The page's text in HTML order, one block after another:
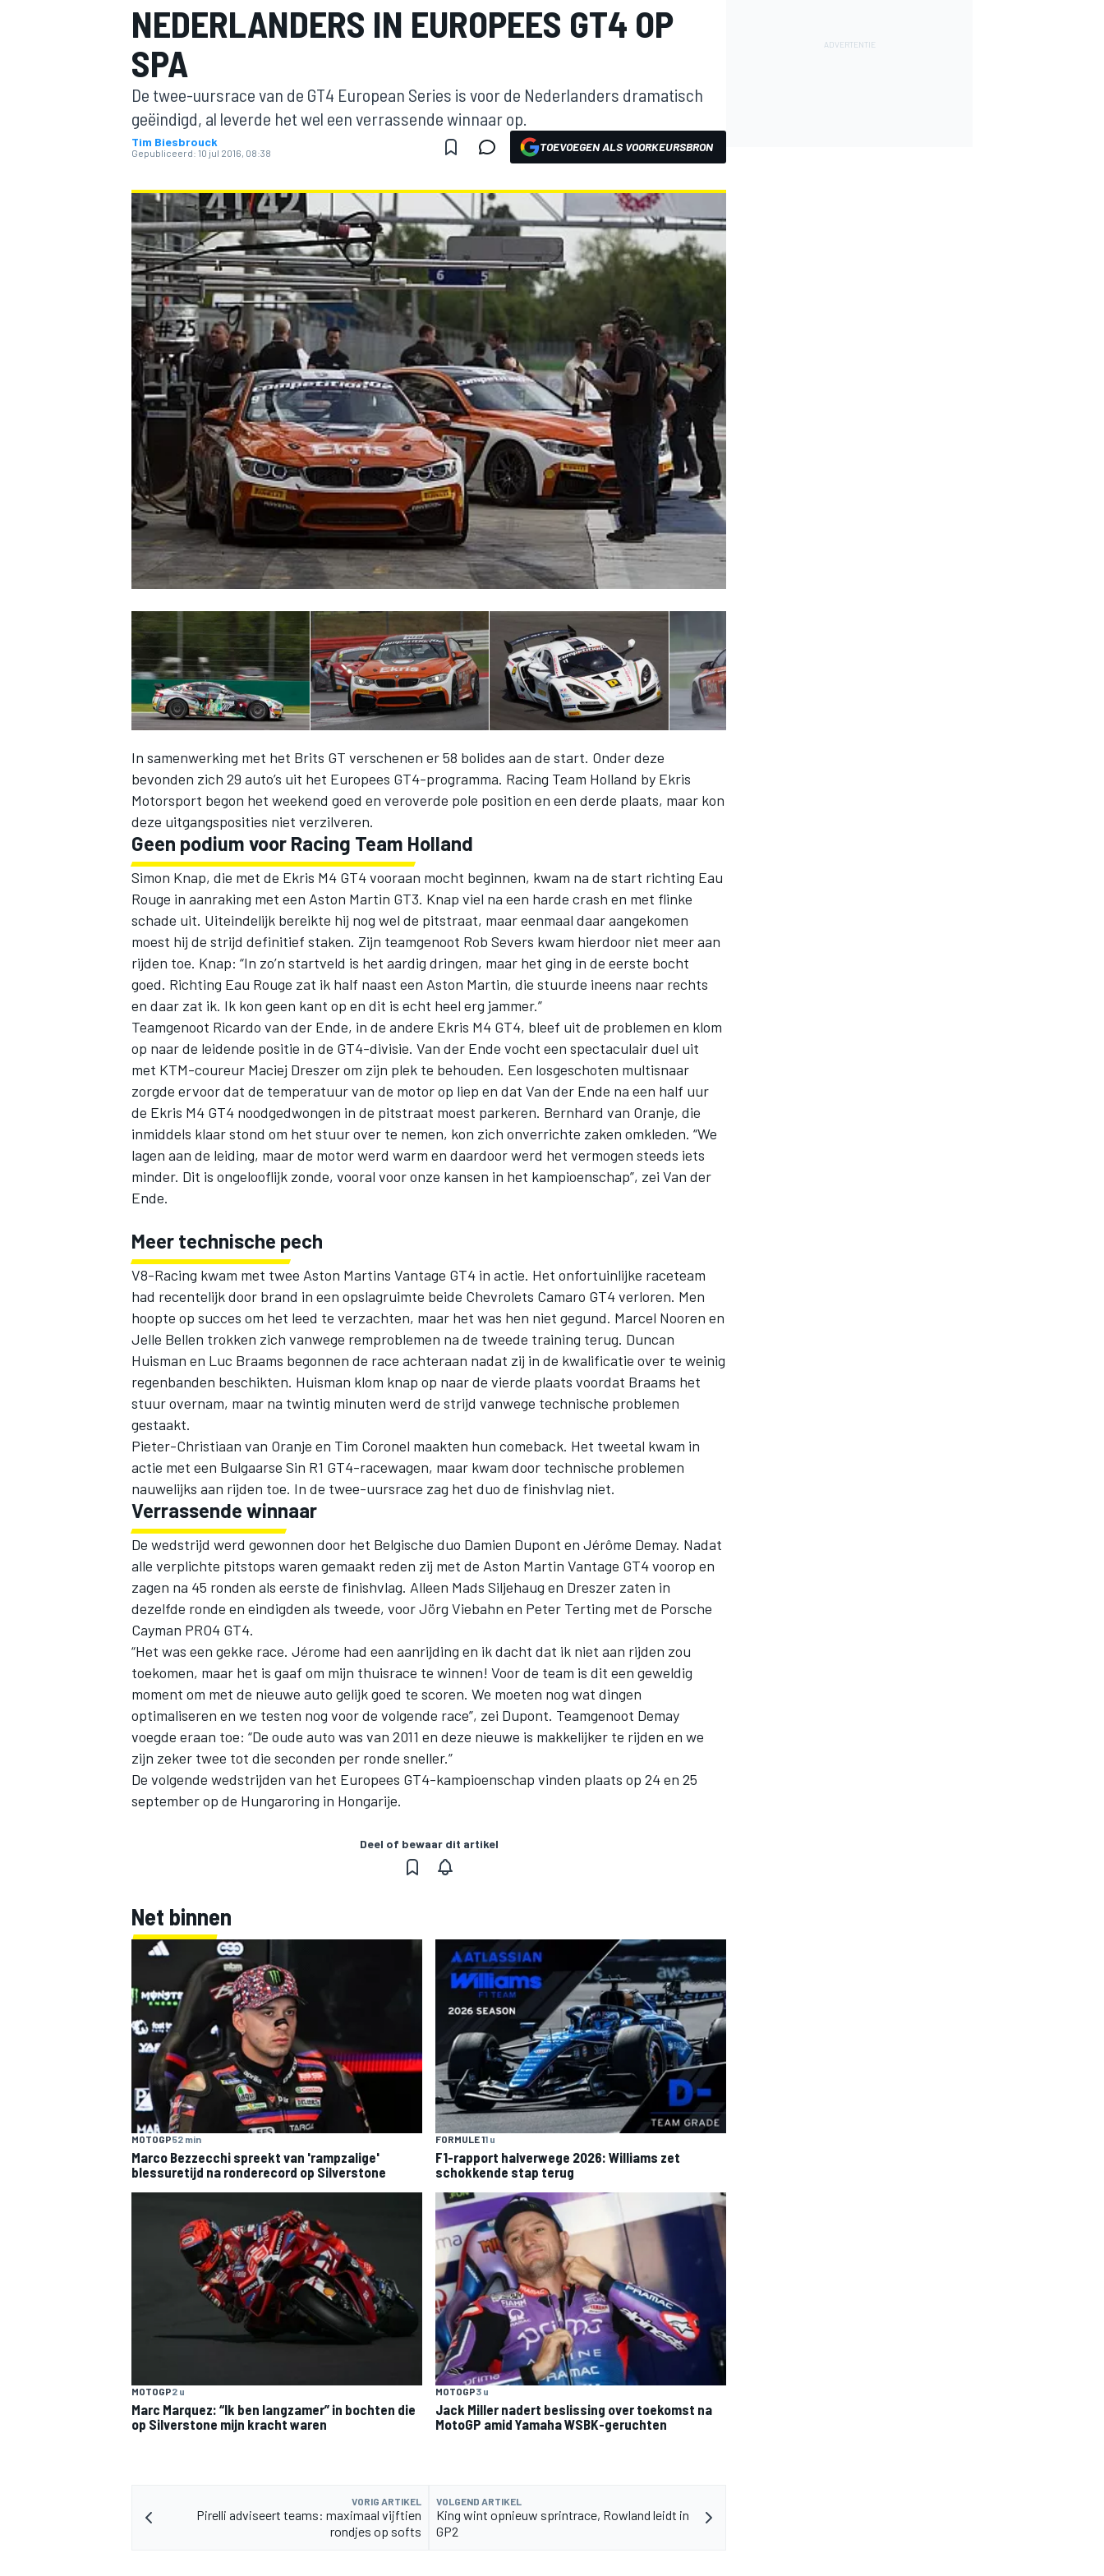
INDYCAR
WEC DTM
MEER RACEKLASSEN
NEDERLANDERS IN EUROPEES GT4 OP
SPA
De twee-uursrace van de GT4 European Series is voor de Nederlanders dramatisch
geëindigd, al leverde het wel een verrassende winnaar op.
Tim Biesbrouck
Gepubliceerd: 10 jul 2016, 08:38 TOEVOEGEN ALS VOORKEURSBRON
In samenwerking met het Brits GT verschenen er 58 bolides aan de start. Onder deze
bevonden zich 29 auto’s uit het Europees GT4-programma. Racing Team Holland by Ekris
Motorsport begon het weekend goed en veroverde pole position en een derde plaats, maar kon
deze uitgangsposities niet verzilveren.
Geen podium voor Racing Team Holland
Simon Knap, die met de Ekris M4 GT4 vooraan mocht beginnen, kwam na de start richting Eau
Rouge in aanraking met een Aston Martin GT3. Knap viel na een harde crash en met flinke
schade uit. Uiteindelijk bereikte hij nog wel de pitstraat, maar eenmaal daar aangekomen
moest hij de strijd definitief staken. Zijn teamgenoot Rob Severs kwam hierdoor niet meer aan
rijden toe. Knap: “In zo’n startveld is het aardig dringen, maar het ging in de eerste bocht
goed. Richting Eau Rouge zat ik half naast een Aston Martin, die stuurde ineens naar rechts
en daar zat ik. Ik kon geen kant op en dit is echt heel erg jammer.”
Teamgenoot Ricardo van der Ende, in de andere Ekris M4 GT4, bleef uit de problemen en klom
op naar de leidende positie in de GT4-divisie. Van der Ende vocht een spectaculair duel uit
met KTM-coureur Maciej Dreszer om zijn plek te behouden. Een losgeschoten multisnaar
zorgde ervoor dat de temperatuur van de motor op liep en dat Van der Ende na een half uur
de Ekris M4 GT4 noodgedwongen in de pitstraat moest parkeren. Bernhard van Oranje, die
inmiddels klaar stond om het stuur over te nemen, kon zich onverrichte zaken omkleden. “We
lagen aan de leiding, maar de motor werd warm en daardoor werd het vermogen steeds iets
minder. Dit is ongelooflijk zonde, vooral voor onze kansen in het kampioenschap”, zei Van der
Ende.
Meer technische pech
V8-Racing kwam met twee Aston Martins Vantage GT4 in actie. Het onfortuinlijke raceteam
had recentelijk door brand in een opslagruimte beide Chevrolets Camaro GT4 verloren. Men
hoopte op succes om het leed te verzachten, maar het was hen niet gegund. Marcel Nooren en
Jelle Bellen trokken zich vanwege remproblemen na de tweede training terug. Duncan
Huisman en Luc Braams begonnen de race achteraan nadat zij in de kwalificatie over te weinig
regenbanden beschikten. Huisman klom knap op naar de vierde plaats voordat Braams het
stuur overnam, maar na twintig minuten werd de strijd vanwege technische problemen
gestaakt.
Pieter-Christiaan van Oranje en Tim Coronel maakten hun comeback. Het tweetal kwam in
actie met een Bulgaarse Sin R1 GT4-racewagen, maar kwam door technische problemen
nauwelijks aan rijden toe. In de twee-uursrace zag het duo de finishvlag niet.
Verrassende winnaar
De wedstrijd werd gewonnen door het Belgische duo Damien Dupont en Jérôme Demay. Nadat
alle verplichte pitstops waren gemaakt reden zij met de Aston Martin Vantage GT4 voorop en
zagen na 45 ronden als eerste de finishvlag. Alleen Mads Siljehaug en Dreszer zaten in
dezelfde ronde en eindigden als tweede, voor Jörg Viebahn en Peter Terting met de Porsche
Cayman PRO4 GT4.
“Het was een gekke race. Jérome had een aanrijding en ik dacht dat ik niet aan rijden zou
toekomen, maar het is gaaf om mijn thuisrace te winnen! Voor de team is dit een geweldig
moment om met de nieuwe auto gelijk goed te scoren. We moeten nog wat dingen
optimaliseren en we testen nog voor de volgende race”, zei Dupont. Teamgenoot Demay
voegde eraan toe: “De oude auto was van 2011 en deze nieuwe is makkelijker te rijden en we
zijn zeker twee tot die seconden per ronde sneller.”
De volgende wedstrijden van het Europees GT4-kampioenschap vinden plaats op 24 en 25
september op de Hungaroring in Hongarije.
Deel of bewaar dit artikel
Net binnen
MOTOGP52 min
Marco Bezzecchi spreekt van 'rampzalige'
blessuretijd na ronderecord op Silverstone
FORMULE 11 u
F1-rapport halverwege 2026: Williams zet
schokkende stap terug
MOTOGP2 u
Marc Marquez: “Ik ben langzamer” in bochten die
op Silverstone mijn kracht waren
MOTOGP3 u
Jack Miller nadert beslissing over toekomst na
MotoGP amid Yamaha WSBK-geruchten
VORIG ARTIKEL
Pirelli adviseert teams: maximaal vijftien
rondjes op softs
VOLGEND ARTIKEL
King wint opnieuw sprintrace, Rowland leidt in
GP2